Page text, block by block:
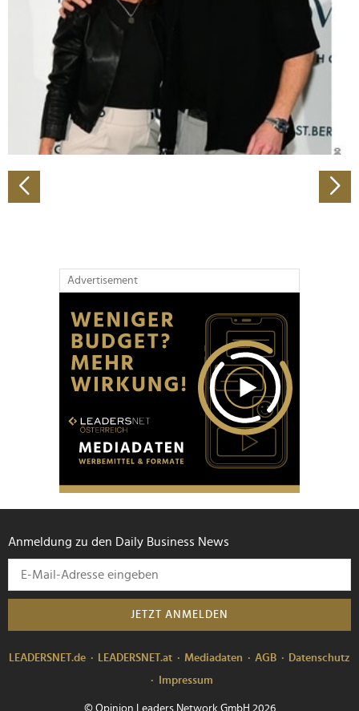
Wir verwenden Cookies, um Inhalte und Anzeigen zu
personalisieren, Funktionen für soziale Medien anbieten
zu können und die Zugriffe auf unsere Website zu
analysieren. Außerdem geben wir Informationen zu Ihrer
Verwendung unserer Website an unsere Partner für
soziale Medien, Werbung und Analysen weiter. Unsere
Partner führen diese Informationen möglicherweise mit
haben oder die sie im Rahmen Ihrer Nutzung der Dienste
gesammelt haben.
Advertisement
Anmeldung zu den Daily Business News
JETZT ANMELDEN
LEADERSNET.de LEADERSNET.at Mediadaten AGB
Datenschutz
Impressum